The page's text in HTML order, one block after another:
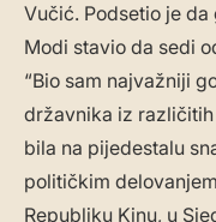
Vučić. Podsetio je
Modi stavio da sedi
“Bio sam najvažniji
državnika iz
bila na pijedestalu
političkim
Republiku Kinu, u